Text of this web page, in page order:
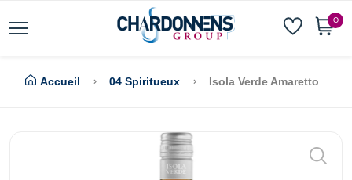
0
Accueil 04 Spiritueux Isola Verde Amaretto